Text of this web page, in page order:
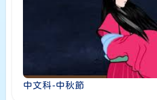
中文科-中秋節